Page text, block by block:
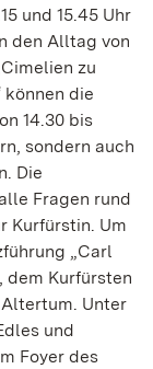
und 15.45 Uhr
den Alltag von
zu
die
14.30 bis
sondern auch
Die
Fragen rund
Kurfürstin. Um
„Carl
dem Kurfürsten
Unter
und
Foyer des